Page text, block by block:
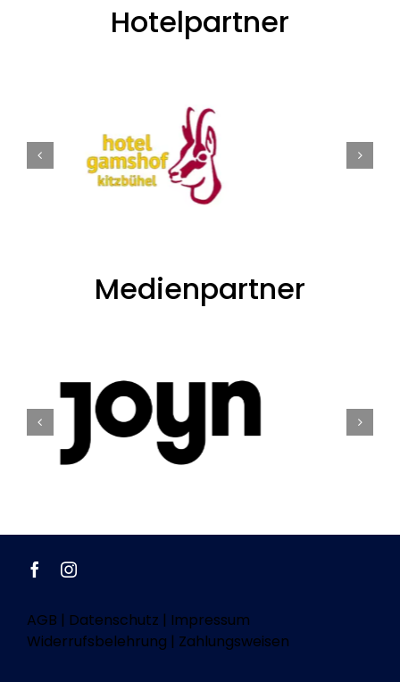
Hotelpartner
Medienpartner
AGB | Datenschutz | Impressum
Widerrufsbelehrung | Zahlungsweisen